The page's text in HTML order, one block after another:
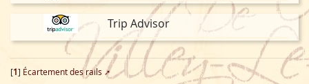
Trip Advisor
[1] Écartement des rails